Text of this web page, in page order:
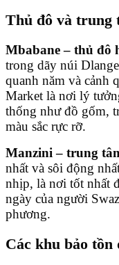
Thủ đô và trung
Mbabane – thủ đô
trong dãy núi
quanh năm và cảnh
Market là nơi lý
thống như đồ gốm,
màu sắc rực rỡ.
Manzini – trung
nhất và sôi động
nhịp, là nơi tốt nhất
ngày của người
phương.
Các khu bảo tồn